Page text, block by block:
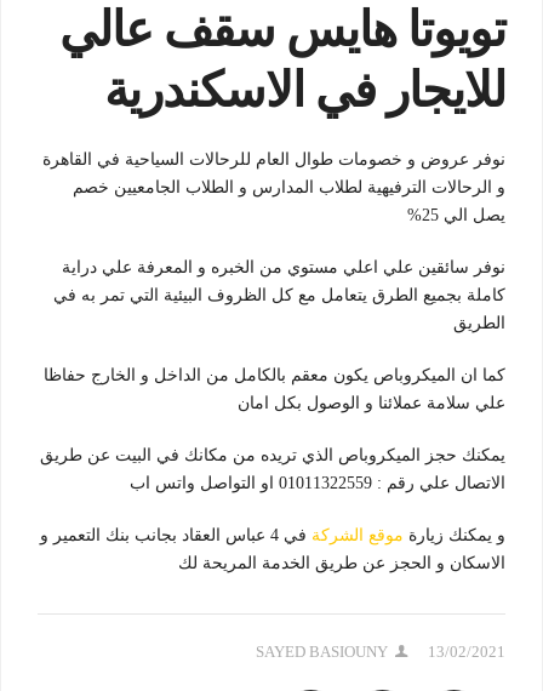
تويوتا هايس سقف عالي
للايجار في الاسكندرية
نوفر عروض و خصومات طوال العام للرحالات السياحية في القاهرة
و الرحالات الترفيهية لطلاب المدارس و الطلاب الجامعيين خصم
يصل الي 25%
نوفر سائقين علي اعلي مستوي من الخبره و المعرفة علي دراية
كاملة بجميع الطرق يتعامل مع كل الظروف البيئية التي تمر به في
الطريق
كما ان الميكروباص يكون معقم بالكامل من الداخل و الخارج حفاظا
علي سلامة عملائنا و الوصول بكل امان
يمكنك حجز الميكروباص الذي تريده من مكانك في البيت عن طريق
الاتصال علي رقم : 01011322559 او التواصل واتس اب
و يمكنك زيارة موقع الشركة
في 4 عباس العقاد بجانب بنك التعمير و
الاسكان و الحجز عن طريق الخدمة المريحة لك
13/02/2021
SAYED BASIOUNY